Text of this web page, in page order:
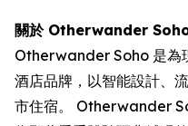
關於 Otherwander
Otherwander Soho 是為
酒店品牌，以智能設計、
市住宿。 Otherwander